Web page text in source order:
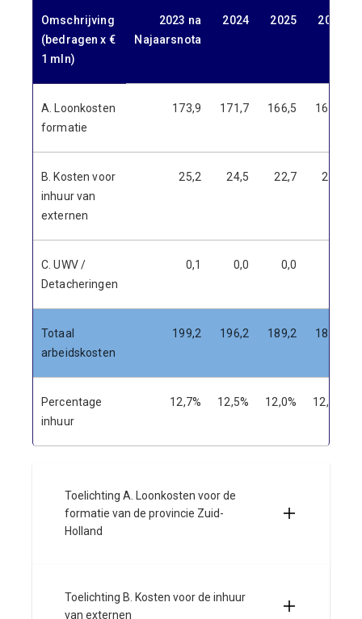
Omschrijving
(bedragen x €
1 mln)
2023 na
Najaarsnota
2024 2025 2026
A. Loonkosten
formatie
173,9 171,7 166,5 160,4
B. Kosten voor
inhuur van
externen
25,2 24,5 22,7 22,2
C. UWV /
Detacheringen
0,1 0,0 0,0
Totaal
arbeidskosten
199,2 196,2 189,2 182,6
Percentage
inhuur
12,7% 12,5% 12,0% 12,1%
Toelichting A. Loonkosten voor de
formatie van de provincie Zuid-
Holland
Toelichting B. Kosten voor de inhuur
van externen